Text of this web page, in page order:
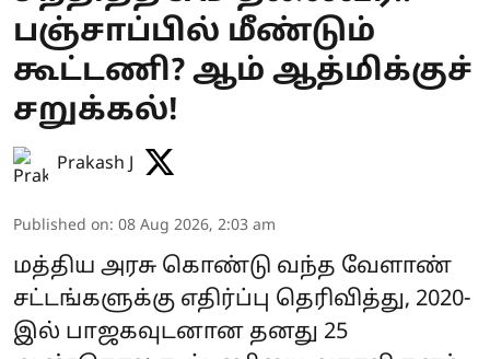
பஞ்சாப்பில் மீண்டும்
கூட்டணி? ஆம் ஆத்மிக்குச்
சறுக்கல்!
Prakash J
Published on: 08 Aug 2026, 2:03 am
மத்திய அரசு கொண்டு வந்த வேளாண்
சட்டங்களுக்கு எதிர்ப்பு தெரிவித்து, 2020-
இல் பாஜகவுடனான தனது 25